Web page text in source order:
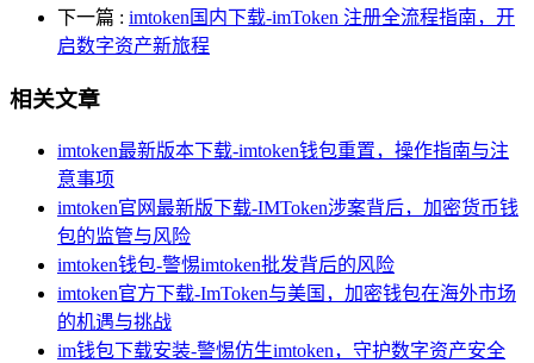
下一篇 : imtoken国内下载-imToken 注册全流程指南，开
启数字资产新旅程
相关文章
imtoken最新版本下载-imtoken钱包重置，操作指南与注
意事项
imtoken官网最新版下载-IMToken涉案背后，加密货币钱
包的监管与风险
imtoken钱包-警惕imtoken批发背后的风险
imtoken官方下载-ImToken与美国，加密钱包在海外市场
的机遇与挑战
im钱包下载安装-警惕仿生imtoken，守护数字资产安全